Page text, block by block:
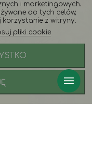
i marketingowych.
do tych celów,
korzystanie z witryny.
pliki cookie
228